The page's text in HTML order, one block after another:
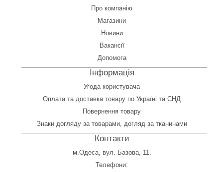
Про компанію
Магазини
Новини
Вакансії
Допомога
Інформація
Угода користувача
Оплататадоставка товару по Україні та СНД
Повернення товару
Знаки догляду за товарами, догляд за тканинами
Контакти
м.Одеса, вул. Базова, 11.
Телефони: